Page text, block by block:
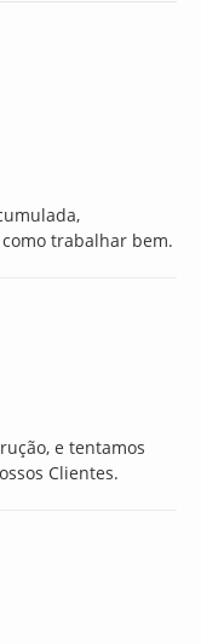
trabalhar bem.
e tentamos
Clientes.